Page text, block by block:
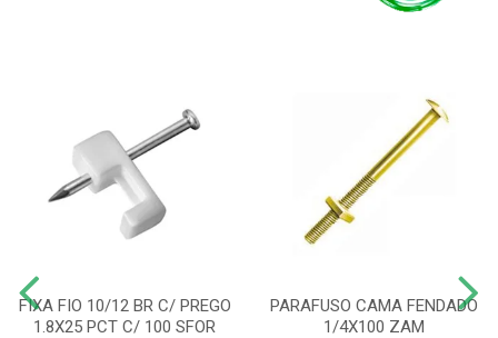
FIXA FIO 10/12 BR C/ PREGO
1.8X25 PCT C/ 100 SFOR
PARAFUSO CAMA FENDADO
1/4X100 ZAM